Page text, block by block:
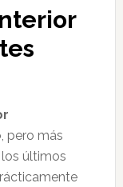
pero más
últimos